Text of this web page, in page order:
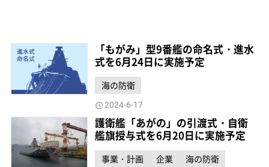
「もがみ」型9番艦の命名式・進水
式を6月24日に実施予定
海の防衛
2024-6-17
護衛艦「あがの」の引渡式・自衛
艦旗授与式を6月20日に実施予定
事業・計画 企業 海の防衛